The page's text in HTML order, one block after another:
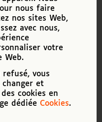
nous faire
nos sites Web,
avec nous,
votre
Web.
vous
et
cookies en
dédiée Cookies.
Télécharger